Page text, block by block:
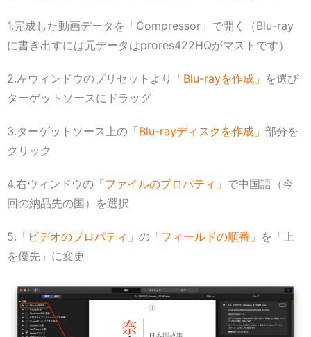
1.完成した動画データを「Compressor」で開く（Blu-ray
に書き出すには元データはprores422HQがマストです）
2.左ウィンドウのプリセットより 「Blu-rayを作成」 を選び
ターゲットソースにドラッグ
3.ターゲットソース上の 「Blu-rayディスクを作成」 部分を
クリック
4.右ウィンドウの 「ファイルのプロパティ」 で中国語（今
回の納品先の国）を選択
5. 「ビデオのプロパティ」 の 「フィールドの順番」 を「上
を優先」に変更